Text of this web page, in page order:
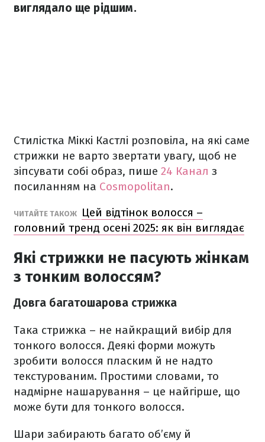
виглядало ще рідшим.
Стилістка Міккі Кастлі розповіла, на які саме
стрижки не варто звертати увагу, щоб не
зіпсувати собі образ, пише 24 Канал з
посиланням на Cosmopolitan.
ЧИТАЙТЕ ТАКОЖ
Цей відтінок волосся –
головний тренд осені 2025: як він виглядає
Які стрижки не пасують жінкам
з тонким волоссям?
Довга багатошарова стрижка
Така стрижка – не найкращий вибір для
тонкого волосся. Деякі форми можуть
зробити волосся пласким й не надто
текстурованим. Простими словами, то
надмірне нашарування – це найгірше, що
може бути для тонкого волосся.
Шари забирають багато об’єму й